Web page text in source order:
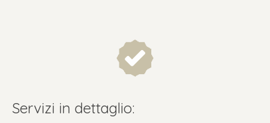
Servizi in dettaglio: